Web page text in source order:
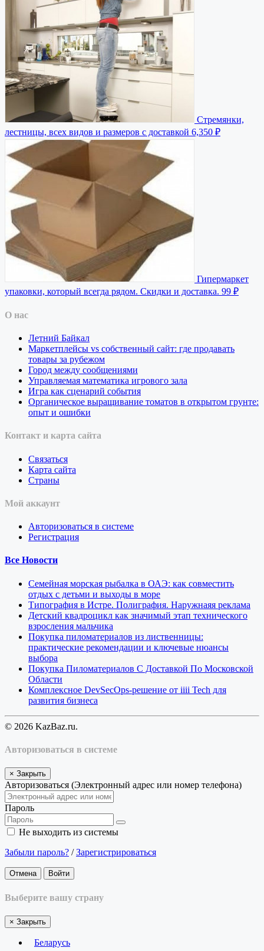
Стремянки,
лестницы, всех видов и размеров с доставкой 6,350 ₽
Гипермаркет
упаковки, который всегда рядом. Скидки и доставка. 99 ₽
О нас
Летний Байкал
Маркетплейсы vs собственный сайт: где продавать
товары за рубежом
Город между сообщениями
Управляемая математика игрового зала
Игра как сценарий события
Органическое выращивание томатов в открытом грунте:
опыт и ошибки
Контакт и карта сайта
Связаться
Карта сайта
Страны
Мой аккаунт
Авторизоваться в системе
Регистрация
Все Новости
Семейная морская рыбалка в ОАЭ: как совместить
отдых с детьми и выходы в море
Типография в Истре. Полиграфия. Наружнаяя реклама
Детский квадроцикл как значимый этап технического
взросления мальчика
Покупка пиломатериалов из лиственницы:
практические рекомендации и ключевые нюансы
выбора
Покупка Пиломатериалов С Доставкой По Московской
Области
Комплексное DevSecOps-решение от iiii Tech для
развития бизнеса
© 2026 KazBaz.ru.
Авторизоваться в системе
× Закрыть
Авторизоваться (Электронный адрес или номер телефона)
Пароль
Не выходить из системы
Забыли пароль? /Зарегистрироваться
Отмена Войти
Выберите вашу страну
× Закрыть
Беларусь